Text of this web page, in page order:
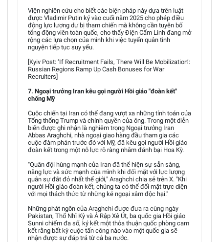
Viện nghiên cứu cho biết các biện pháp này dựa trên luật
được Vladimir Putin ký vào cuối năm 2025 cho phép điều
động lực lượng dự bị tham chiến mà không cần tuyên bố
tổng động viên toàn quốc, cho thấy Điện Cẩm Linh đang mở
rộng các lựa chọn của mình khi việc tuyển quân tình
nguyện tiếp tục suy yếu.
[Kyiv Post: ‘If Recruitment Fails, There Will Be Mobilization’:
Russian Regions Ramp Up Cash Bonuses for War
Recruiters]
7. Ngoại trưởng Iran kêu gọi người Hồi giáo "đoàn kết"
chống Mỹ
Cuộc chiến tại Iran có thể đang vượt xa những tính toán của
Tổng thống Trump và chính quyền của ông. Trong một diễn
biến được ghi nhận là nghiêm trọng Ngoại trưởng Iran
Abbas Araghchi, nhà ngoại giao hàng đầu tham gia các
cuộc đàm phán trước đó với Mỹ, đã kêu gọi người Hồi giáo
đoàn kết trong một nỗ lực rõ ràng nhằm đánh bại Hoa Kỳ.
"Quân đội hùng mạnh của Iran đã thể hiện sự sẵn sàng,
năng lực và sức mạnh của mình khi đối mặt với lực lượng
quân sự đắt đỏ nhất thế giới," Araghchi chia sẻ trên X. "Khi
người Hồi giáo đoàn kết, chúng ta có thể đối mặt trực diện
với mọi thách thức từ những kẻ ngoại xâm độc hại."
Những phát ngôn của Araghchi được đưa ra cùng ngày
Pakistan, Thổ Nhĩ Kỳ và Ả Rập Xê Út, ba quốc gia Hồi giáo
Sunni chiếm đa số, ký kết một thỏa thuận quốc phòng cam
kết rằng bất kỳ cuộc tấn công nào vào một quốc gia sẽ
nhận được sự đáp trả từ cả ba nước.